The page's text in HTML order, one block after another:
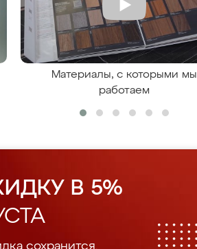
Материалы, с которыми мы
работаем
В 5%
сохранится.